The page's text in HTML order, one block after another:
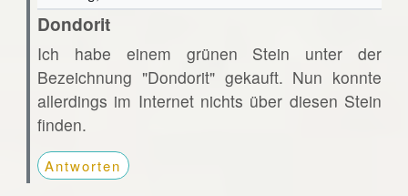
Dondorit
Ich habe einem grünen Stein unter der
Bezeichnung "Dondorit" gekauft. Nun konnte
allerdings im Internet nichts über diesen Stein
finden.
Antworten